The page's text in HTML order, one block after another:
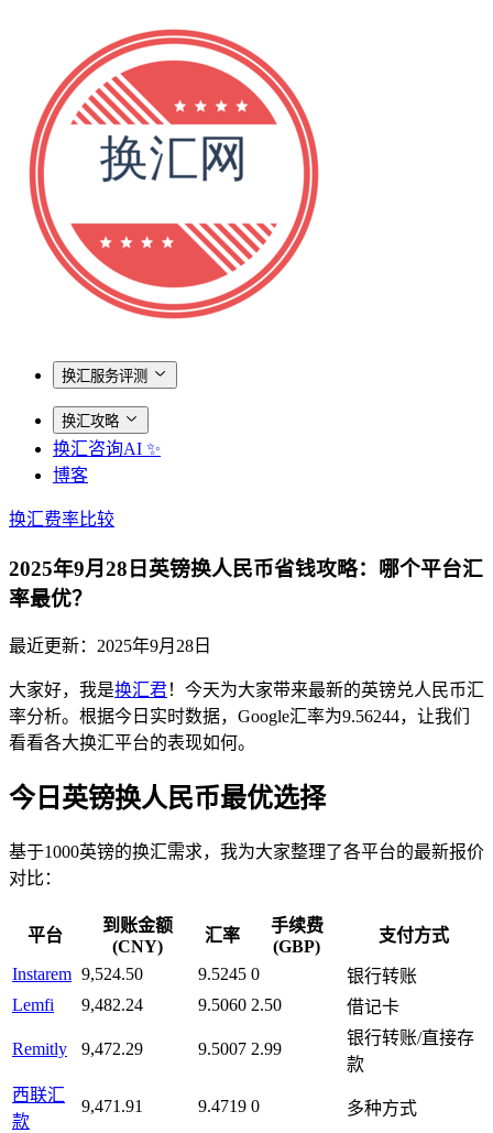
换汇服务评测
换汇攻略
换汇咨询AI ✨
博客
换汇费率比较
2025年9月28日英镑换人民币省钱攻略：哪个平台汇
率最优？
最近更新： 2025年9月28日
大家好，我是换汇君！今天为大家带来最新的英镑兑人民币汇
率分析。根据今日实时数据，Google汇率为9.56244，让我们
看看各大换汇平台的表现如何。
今日英镑换人民币最优选择
基于1000英镑的换汇需求，我为大家整理了各平台的最新报价
对比：
平台
到账金额
(CNY)
汇率
手续费
(GBP)
支付方式
Instarem 9,524.50 9.5245 0
银行转账
Lemfi
9,482.24 9.5060 2.50 借记卡
Remitly 9,472.29 9.5007 2.99
银行转账/直接存
款
西联汇
款
9,471.91 9.4719 0 多种方式